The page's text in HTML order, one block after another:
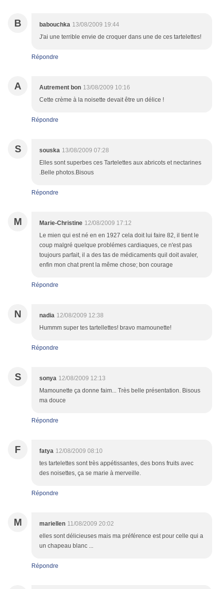
B babouchka 13/08/2009 19:44
J'ai une terrible envie de croquer dans une de ces tartelettes!
Répondre
A Autrement bon 13/08/2009 10:16
Cette crème à la noisette devait être un délice !
Répondre
S souska 13/08/2009 07:28
Elles sont superbes ces Tartelettes aux abricots et nectarines
.Belle photos.Bisous
Répondre
M Marie-Christine 12/08/2009 17:12
Le mien qui est né en en 1927 cela doit lui faire 82, il tient le
coup malgré quelque problémes cardiaques, ce n'est pas
toujours parfait, il a des tas de médicaments quil doit avaler,
enfin mon chat prent la même chose; bon courage
Répondre
N nadia 12/08/2009 12:38
Hummm super tes tartellettes! bravo mamounette!
Répondre
S sonya 12/08/2009 12:13
Mamounette ça donne faim... Très belle présentation. Bisous
ma douce
Répondre
F fatya 12/08/2009 08:10
tes tartelettes sont très appétissantes, des bons fruits avec
des noisettes, ça se marie à merveille.
Répondre
M mariellen 11/08/2009 20:02
elles sont délicieuses mais ma préférence est pour celle qui a
un chapeau blanc ...
Répondre